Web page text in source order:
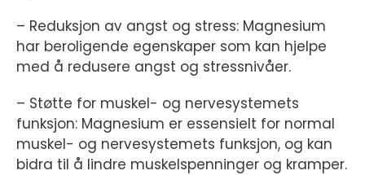
– Reduksjon av angst og stress: Magnesium
har beroligende egenskaper som kan hjelpe
med å redusere angst og stressnivåer.
– Støtte for muskel- og nervesystemets
funksjon: Magnesium er essensielt for normal
muskel- og nervesystemets funksjon, og kan
bidra til å lindre muskelspenninger og kramper.